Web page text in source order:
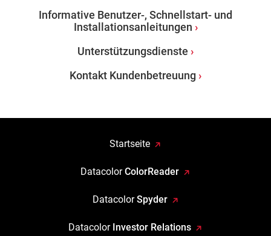
Informative Benutzer-, Schnellstart- und
Installationsanleitungen
Unterstützungsdienste
Kontakt Kundenbetreuung
Startseite
DatacolorColorReader
DatacolorSpyder
Datacolor Investor Relations